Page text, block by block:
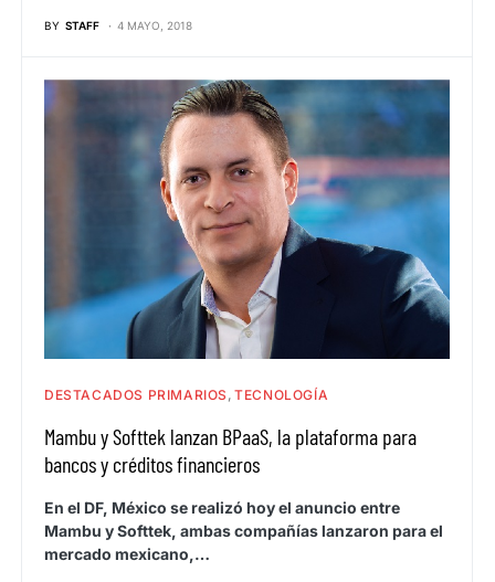
BY STAFF 4 MAYO, 2018
DESTACADOS PRIMARIOS TECNOLOGÍA
Mambu y Softtek lanzan BPaaS, la plataforma para
bancos y créditos financieros
En el DF, México se realizó hoy el anuncio entre
Mambu y Softtek, ambas compañías lanzaron para el
mercado mexicano,…